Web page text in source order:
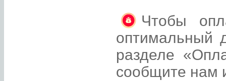
Чтобы
оптимальный
разделе
сообщите нам